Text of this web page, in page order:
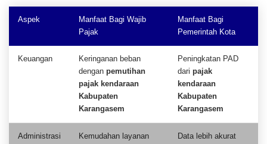
Aspek
Manfaat Bagi Wajib
Pajak
Manfaat Bagi
Pemerintah Kota
Keuangan
Keringanan beban
dengan pemutihan
pajak kendaraan
Kabupaten
Karangasem
Peningkatan PAD
dari pajak
kendaraan
Kabupaten
Karangasem
Administrasi
Kemudahan layanan
Data lebih akurat